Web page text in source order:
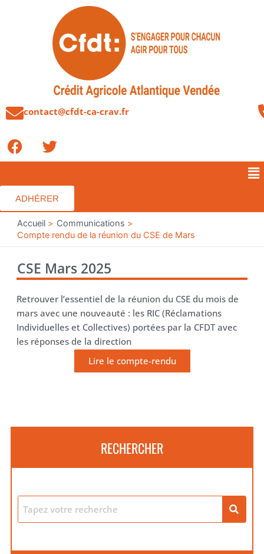
contact@cfdt-ca-crav.fr
F
a
e
b
o
o
k
T
w
t
t
e
r
ADHÉRER
Accueil
Communications
Compte rendu de la réunion du CSE de Mars
CSE Mars 2025
Retrouver l’essentiel de la réunion du CSE du mois de
mars avec une nouveauté : les RIC (Réclamations
Individuelles et Collectives) portées par la CFDT avec
les réponses de la direction
Lire le compte-rendu
RECHERCHER